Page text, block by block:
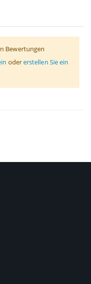
Bewertungen
odererstellen Sie ein